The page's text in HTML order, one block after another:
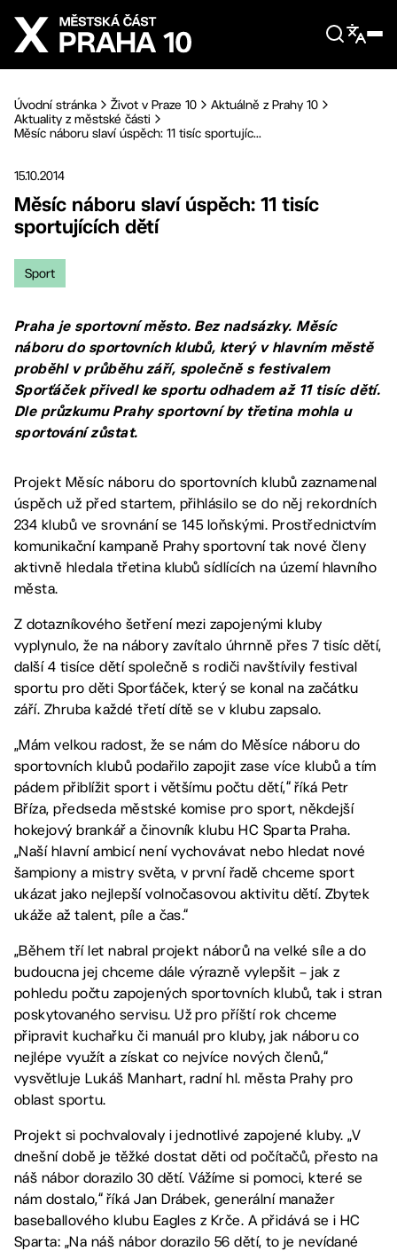
Přejít na hlavní obsah
Úvodní stránka Život v Praze 10
Aktuálně z Prahy 10
Aktuality z městské části
Měsíc náboru slaví úspěch: 11 tisíc sportujíc...
15.10.2014
Měsíc náboru slaví úspěch: 11 tisíc
sportujících dětí
Sport
Praha je sportovní město. Bez nadsázky. Měsíc
náboru do sportovních klubů, který v hlavním městě
proběhl v průběhu září, společně s festivalem
Sporťáček přivedl ke sportu odhadem až 11 tisíc dětí.
Dle průzkumu Prahy sportovní by třetina mohla u
sportování zůstat.
Projekt Měsíc náboru do sportovních klubů zaznamenal
úspěch už před startem, přihlásilo se do něj rekordních
234 klubů ve srovnání se 145 loňskými. Prostřednictvím
komunikační kampaně Prahy sportovní tak nové členy
aktivně hledala třetina klubů sídlících na území hlavního
města.
Z dotazníkového šetření mezi zapojenými kluby
vyplynulo, že na nábory zavítalo úhrnně přes 7 tisíc dětí,
další 4 tisíce dětí společně s rodiči navštívily festival
sportu pro děti Sporťáček, který se konal na začátku
září. Zhruba každé třetí dítě se v klubu zapsalo.
„Mám velkou radost, že se nám do Měsíce náboru do
sportovních klubů podařilo zapojit zase více klubů a tím
pádem přiblížit sport i většímu počtu dětí,“ říká Petr
Bříza, předseda městské komise pro sport, někdejší
hokejový brankář a činovník klubu HC Sparta Praha.
„Naší hlavní ambicí není vychovávat nebo hledat nové
šampiony a mistry světa, v první řadě chceme sport
ukázat jako nejlepší volnočasovou aktivitu dětí. Zbytek
ukáže až talent, píle a čas.“
„Během tří let nabral projekt náborů na velké síle a do
budoucna jej chceme dále výrazně vylepšit – jak z
pohledu počtu zapojených sportovních klubů, tak i stran
poskytovaného servisu. Už pro příští rok chceme
připravit kuchařku či manuál pro kluby, jak náboru co
nejlépe využít a získat co nejvíce nových členů,“
vysvětluje Lukáš Manhart, radní hl. města Prahy pro
oblast sportu.
Projekt si pochvalovaly i jednotlivé zapojené kluby. „V
dnešní době je těžké dostat děti od počítačů, přesto na
náš nábor dorazilo 30 dětí. Vážíme si pomoci, které se
nám dostalo,“ říká Jan Drábek, generální manažer
baseballového klubu Eagles z Krče. A přidává se i HC
Sparta: „Na náš nábor dorazilo 56 dětí, to je nevídané